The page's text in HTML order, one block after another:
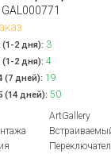
GAL000771
2 дня): 3
2 дня): 4
(7 дней): 19
(14 дней): 50
ArtGallery